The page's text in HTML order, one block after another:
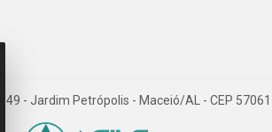
- Jardim Petrópolis - Maceió/AL - CEP